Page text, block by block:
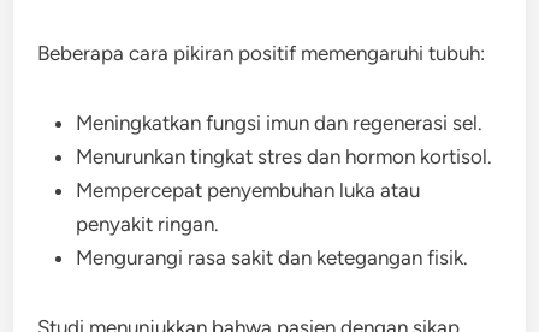
Beberapa cara pikiran positif memengaruhi tubuh:
Meningkatkan fungsi imun dan regenerasi sel.
Menurunkan tingkat stres dan hormon kortisol.
Mempercepat penyembuhan luka atau
penyakit ringan.
Mengurangi rasa sakit dan ketegangan fisik.
Studi menunjukkan bahwa pasien dengan sikap